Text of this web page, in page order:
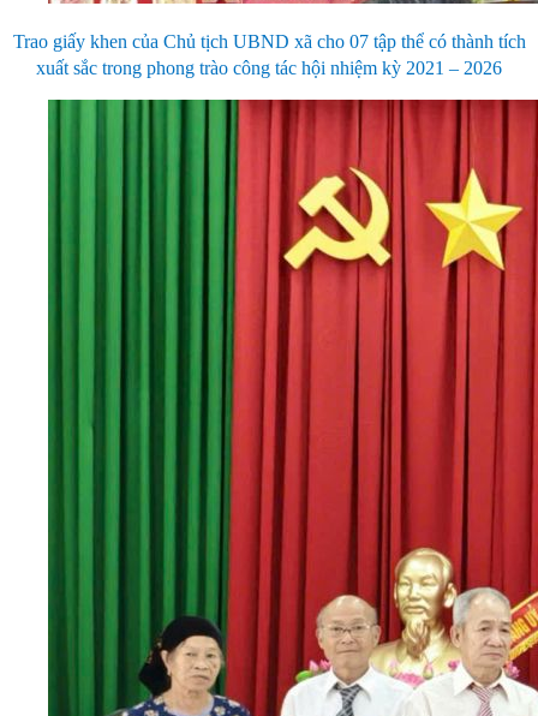
Trao giấy khen của Chủ tịch UBND xã cho 07 tập thể có thành tích
xuất sắc trong phong trào công tác hội nhiệm kỳ 2021 – 2026